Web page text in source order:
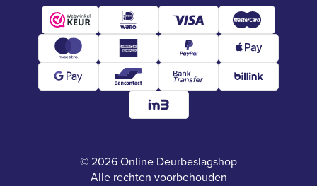
© 2026 Online Deurbeslagshop
Alle rechten voorbehouden